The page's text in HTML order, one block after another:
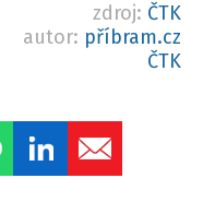
zdroj: ČTK
autor: příbram.cz
ČTK